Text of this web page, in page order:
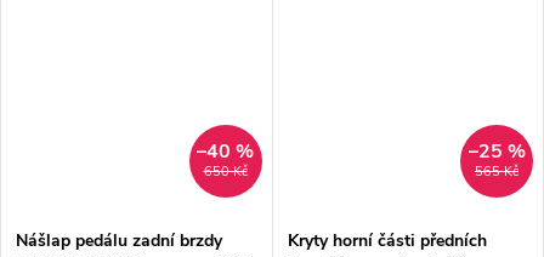
650 Kč
–40 %
Nášlap pedálu zadní brzdy
565 Kč
–25 %
Kryty horní části předních